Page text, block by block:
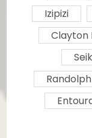
Izipizi
Clayton
Randolph